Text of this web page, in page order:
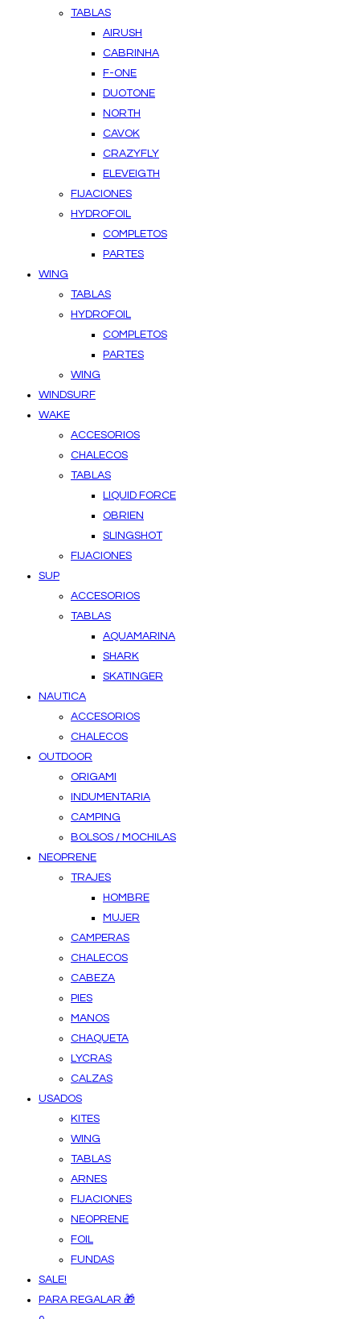
TABLAS
AIRUSH
CABRINHA
F-ONE
DUOTONE
NORTH
CAVOK
CRAZYFLY
ELEVEIGTH
FIJACIONES
HYDROFOIL
COMPLETOS
PARTES
WING
TABLAS
HYDROFOIL
COMPLETOS
PARTES
WING
WINDSURF
WAKE
ACCESORIOS
CHALECOS
TABLAS
LIQUID FORCE
OBRIEN
SLINGSHOT
FIJACIONES
SUP
ACCESORIOS
TABLAS
AQUAMARINA
SHARK
SKATINGER
NAUTICA
ACCESORIOS
CHALECOS
OUTDOOR
ORIGAMI
INDUMENTARIA
CAMPING
BOLSOS / MOCHILAS
NEOPRENE
TRAJES
HOMBRE
MUJER
CAMPERAS
CHALECOS
CABEZA
PIES
MANOS
CHAQUETA
LYCRAS
CALZAS
USADOS
KITES
WING
TABLAS
ARNES
FIJACIONES
NEOPRENE
FOIL
FUNDAS
SALE!
PARA REGALAR 🎁